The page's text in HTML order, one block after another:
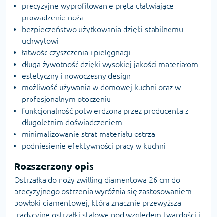
precyzyjne wyprofilowanie pręta ułatwiające
prowadzenie noża
bezpieczeństwo użytkowania dzięki stabilnemu
uchwytowi
łatwość czyszczenia i pielęgnacji
długa żywotność dzięki wysokiej jakości materiałom
estetyczny i nowoczesny design
możliwość używania w domowej kuchni oraz w
profesjonalnym otoczeniu
funkcjonalność potwierdzona przez producenta z
długoletnim doświadczeniem
minimalizowanie strat materiału ostrza
podniesienie efektywności pracy w kuchni
Rozszerzony opis
Ostrzałka do noży zwilling diamentowa 26 cm do
precyzyjnego ostrzenia wyróżnia się zastosowaniem
powłoki diamentowej, która znacznie przewyższa
tradycyjne ostrzałki stalowe pod względem twardości i